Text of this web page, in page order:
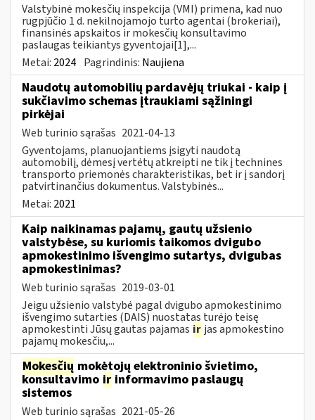
Valstybinė mokesčių inspekcija (VMI) primena, kad nuo
rugpjūčio 1 d. nekilnojamojo turto agentai (brokeriai),
finansinės apskaitos ir mokesčių konsultavimo
paslaugas teikiantys gyventojai[1],...
Metai: 2024 Pagrindinis: Naujiena
Naudotų automobilių pardavėjų triukai - kaip į
sukčiavimo schemas įtraukiami sąžiningi
pirkėjai
Web turinio sąrašas 2021-04-13
Gyventojams, planuojantiems įsigyti naudotą
automobilį, dėmesį vertėtų atkreipti ne tik į technines
transporto priemonės charakteristikas, bet ir į sandorį
patvirtinančius dokumentus. Valstybinės...
Metai: 2021
Kaip naikinamas pajamų, gautų užsienio
valstybėse, su kuriomis taikomos dvigubo
apmokestinimo išvengimo sutartys, dvigubas
apmokestinimas?
Web turinio sąrašas 2019-03-01
Jeigu užsienio valstybė pagal dvigubo apmokestinimo
išvengimo sutarties (DAIS) nuostatas turėjo teisę
apmokestinti Jūsų gautas pajamas ir jas apmokestino
pajamų mokesčiu,...
Mokesčių mokėtojų elektroninio švietimo,
konsultavimo ir informavimo paslaugų
sistemos
Web turinio sąrašas 2021-05-26